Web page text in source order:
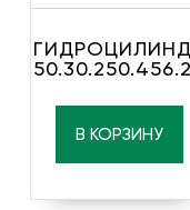
В КОРЗИНУ